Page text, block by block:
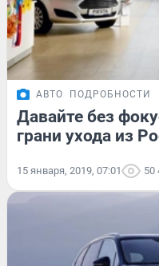
АВТО ПОДРОБНОСТИ
Давайте без
грани ухода из
15 января, 2019, 07:01 50